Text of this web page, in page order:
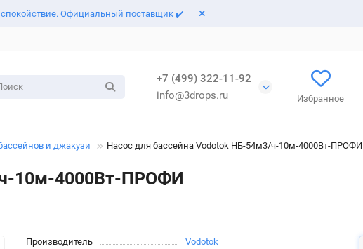
спокойствие. Официальный поставщик ✔️
+7 (499) 322-11-92
info@3drops.ru
Избранное
и джакузи Насос для бассейна Vodotok НБ-54м3/ч-10м-4000Вт-ПРОФИ
ч-10м-4000Вт-ПРОФИ
Производитель
Vodotok